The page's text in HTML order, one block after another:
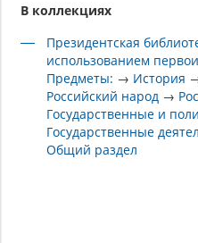
В коллекциях
Президентская
использованием
Предметы: → История
Российский народ →
Государственные и
Государственные
Общий раздел